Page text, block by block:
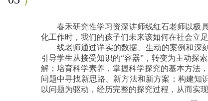
春禾研究性学习资深讲师线红石老师以极
化工作时，我们的孩子们未来该如何在社会立
线老师通过详实的数据、生动的案例和深
引导学生从接受知识的“容器”，转变为主动探
解；培育科学素养，掌握科学探究的基本方法
问题中寻找新思路、新方法和新方案；构建知
以问题为驱动，经历完整的探究过程，从而实